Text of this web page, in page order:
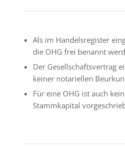
Als im Handelsregister
die OHG frei benannt
Der Gesellschaftsvertrag
keiner notariellen
Für eine OHG ist auch
Stammkapital